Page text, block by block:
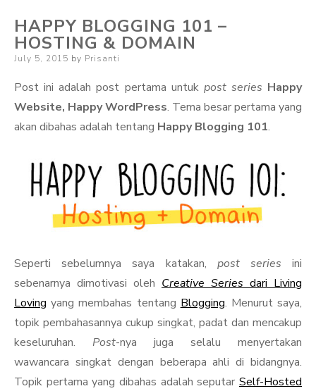
HAPPY BLOGGING 101 –
HOSTING & DOMAIN
Posted
July 5, 2015 by Prisanti
Post ini adalah post pertama untuk post series Happy
Website, Happy WordPress. Tema besar pertama yang
akan dibahas adalah tentang Happy Blogging 101.
Seperti sebelumnya saya katakan, post series ini
sebenarnya dimotivasi oleh Creative Series dari Living
Loving yang membahas tentang Blogging. Menurut saya,
topik pembahasannya cukup singkat, padat dan mencakup
keseluruhan. Post-nya juga selalu menyertakan
wawancara singkat dengan beberapa ahli di bidangnya.
Topik pertama yang dibahas adalah seputar Self-Hosted